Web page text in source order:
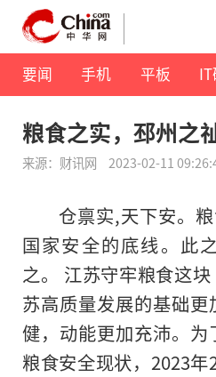
要闻 手机 平板
粮食之实，邳州之
来源：财讯网 2023-02-11
仓禀实,天下安。
国家安全的底线。此
之。 江苏守牢粮食这
苏高质量发展的基础
健，动能更加充沛。
粮食安全现状，2023